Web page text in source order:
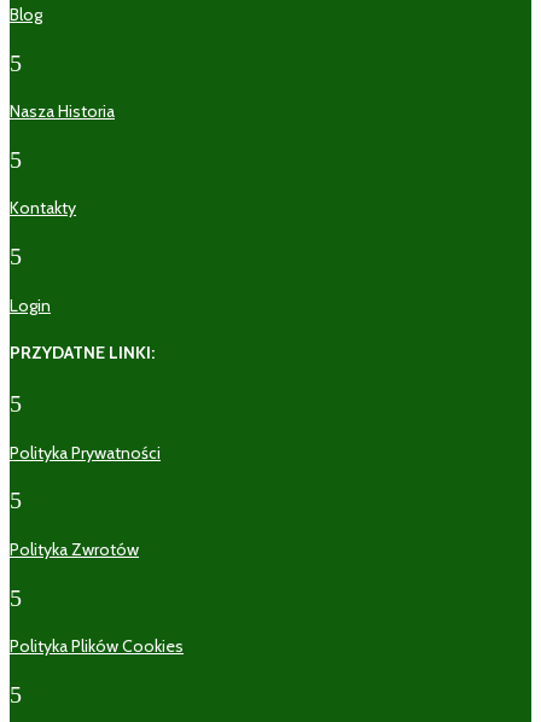
Blog
5
Nasza Historia
5
Kontakty
5
Login
PRZYDATNE LINKI:
5
Polityka Prywatności
5
Polityka Zwrotów
5
Polityka Plików Cookies
5